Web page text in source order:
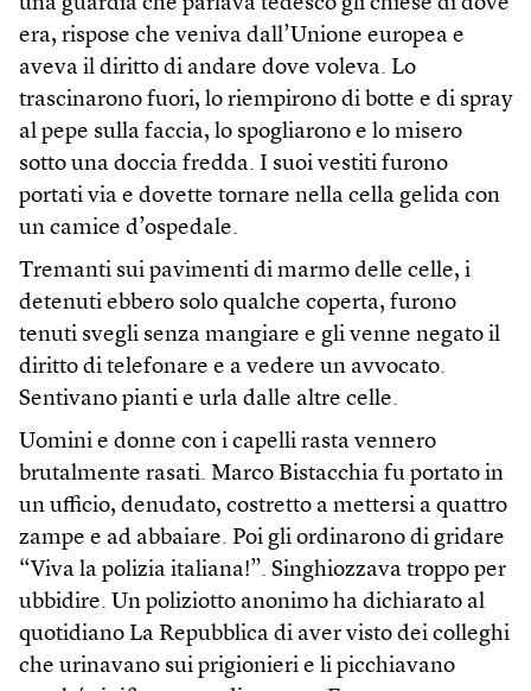
era, rispose che veniva dall’Unione europea e
aveva il diritto di andare dove voleva. Lo
trascinarono fuori, lo riempirono di botte e di spray
al pepe sulla faccia, lo spogliarono e lo misero
sotto una doccia fredda. I suoi vestiti furono
portati via e dovette tornare nella cella gelida con
un camice d’ospedale.
Tremanti sui pavimenti di marmo delle celle, i
detenuti ebbero solo qualche coperta, furono
tenuti svegli senza mangiare e gli venne negato il
diritto di telefonare e a vedere un avvocato.
Sentivano pianti e urla dalle altre celle.
Uomini e donne con i capelli rasta vennero
brutalmente rasati. Marco Bistacchia fu portato in
un ufficio, denudato, costretto a mettersi a quattro
zampe e ad abbaiare. Poi gli ordinarono di gridare
“Viva la polizia italiana!”. Singhiozzava troppo per
ubbidire. Un poliziotto anonimo ha dichiarato al
quotidiano La Repubblica di aver visto dei colleghi
che urinavano sui prigionieri e li picchiavano